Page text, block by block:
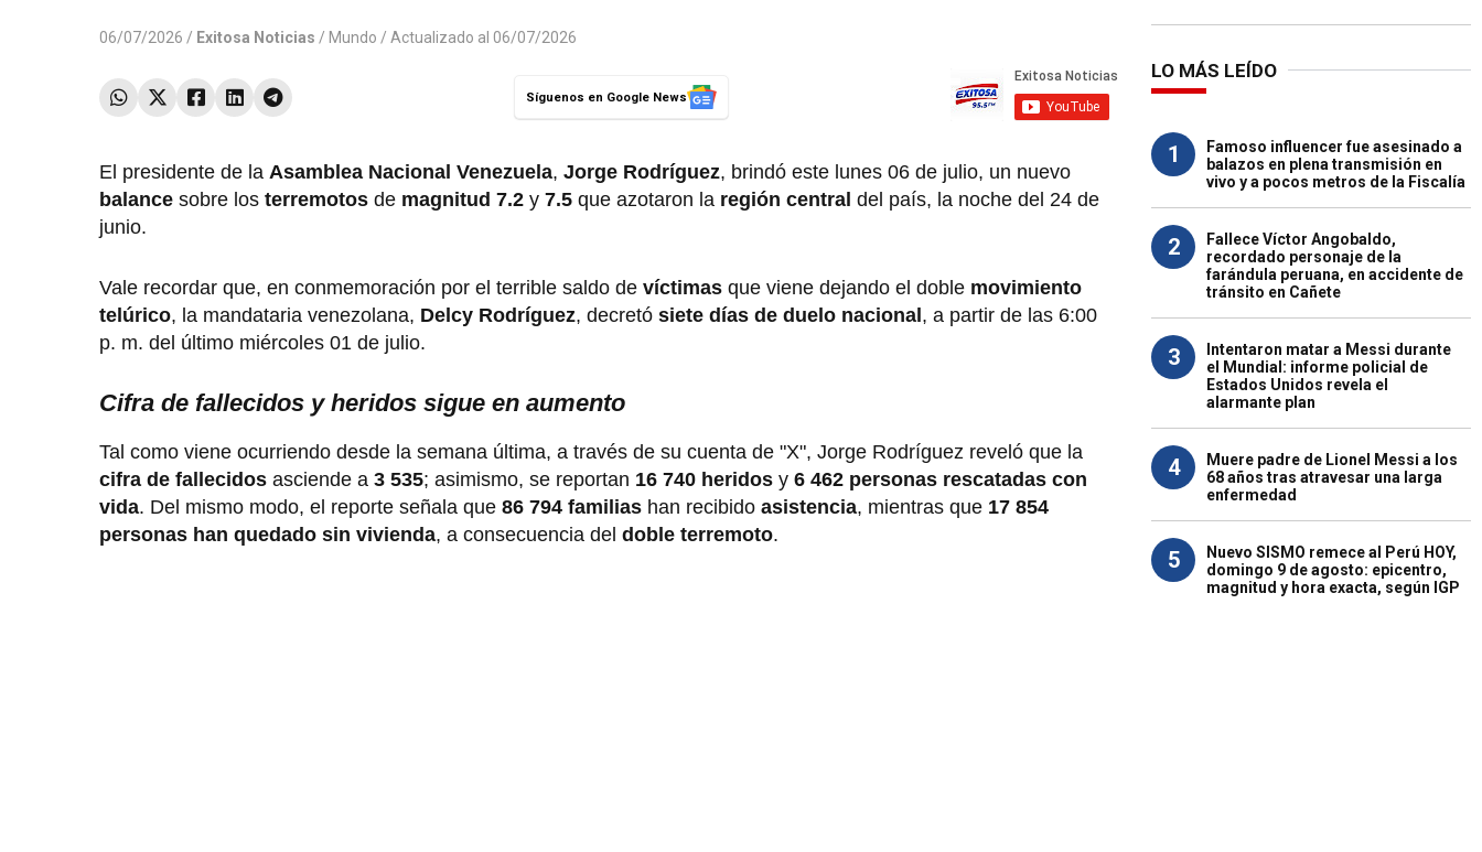
06/07/2026 / Exitosa Noticias / Mundo / Actualizado al 06/07/2026
Síguenos en Google News
El presidente de la Asamblea Nacional Venezuela, Jorge Rodríguez, brindó este lunes 06 de julio, un nuevo
balance sobre los terremotos de magnitud 7.2 y 7.5 que azotaron la región central del país, la noche del 24 de
junio.
Vale recordar que, en conmemoración por el terrible saldo de víctimas que viene dejando el doble movimiento
telúrico, la mandataria venezolana, Delcy Rodríguez, decretó siete días de duelo nacional , a partir de las 6:00
p. m. del último miércoles 01 de julio.
Cifra de fallecidos y heridos sigue en aumento
Tal como viene ocurriendo desde la semana última, a través de su cuenta de "X", Jorge Rodríguez reveló que la
cifra de fallecidos asciende a 3 535; asimismo, se reportan 16 740 heridos y 6 462 personas rescatadas con
vida. Del mismo modo, el reporte señala que 86 794 familias han recibido asistencia, mientras que 17 854
personas han quedado sin vivienda, a consecuencia del doble terremoto.
LO MÁS LEÍDO
1
Famoso influencer fue asesinado a
balazos en plena transmisión en
vivo y a pocos metros de la Fiscalía
2
Fallece Víctor Angobaldo,
recordado personaje de la
farándula peruana, en accidente de
tránsito en Cañete
3
Intentaron matar a Messi durante
el Mundial: informe policial de
Estados Unidos revela el
alarmante plan
4
Muere padre de Lionel Messi a los
68 años tras atravesar una larga
enfermedad
5
Nuevo SISMO remece al Perú HOY,
domingo 9 de agosto: epicentro,
magnitud y hora exacta, según IGP